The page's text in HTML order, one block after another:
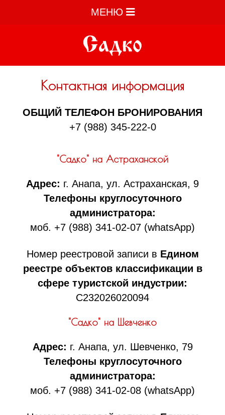
МЕНЮ
Контактная информация
ОБЩИЙ ТЕЛЕФОН БРОНИРОВАНИЯ
+7 (988) 345-222-0
"Садко" на Астраханской
Адрес: г. Анапа, ул. Астраханская, 9
Телефоны круглосуточного
администратора:
моб. +7 (988) 341-02-07 (whatsApp)
Номер реестровой записи в Едином
реестре объектов классификации в
сфере туристской индустрии:
С232026020094
"Садко" на Шевченко
Адрес: г. Анапа, ул. Шевченко, 79
Телефоны круглосуточного
администратора:
моб. +7 (988) 341-02-08 (whatsApp)